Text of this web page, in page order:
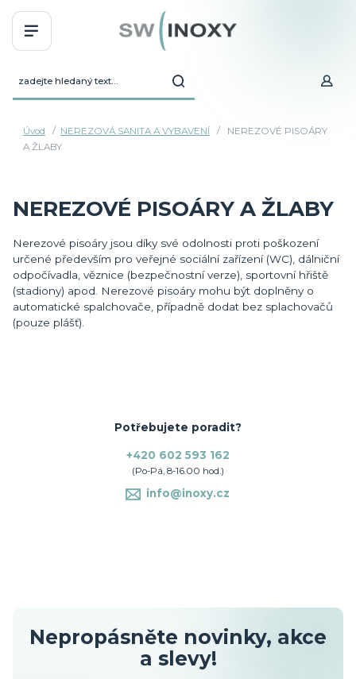
Úvod NEREZOVÁ SANITA A VYBAVENÍ
NEREZOVÉ PISOÁRY
A ŽLABY
NEREZOVÉ PISOÁRY A ŽLABY
Nerezové pisoáry jsou díky své odolnosti proti poškození
určené především pro veřejné sociální zařízení (WC), dálniční
odpočívadla, věznice (bezpečnostní verze), sportovní hřiště
(stadiony) apod. Nerezové pisoáry mohu být doplněny o
automatické spalchovače, případně dodat bez splachovačů
(pouze plášť).
Potřebujete poradit?
+420 602 593 162
(Po-Pá, 8-16.00 hod.)
info@inoxy.cz
Nepropásněte novinky, akce
a slevy!